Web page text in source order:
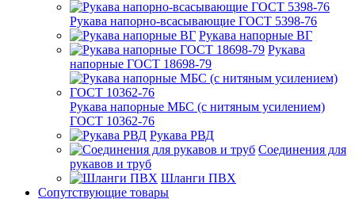
Рукава напорно-всасывающие ГОСТ 5398-76
Рукава напорные ВГ
Рукава
напорные ГОСТ 18698-79
Рукава напорные МБС (с нитяным усилением)
ГОСТ 10362-76
Рукава РВД
Соединения для
рукавов и труб
Шланги ПВХ
Сопутствующие товары